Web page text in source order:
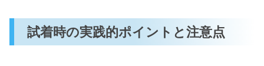
試着時の実践的ポイントと注意点